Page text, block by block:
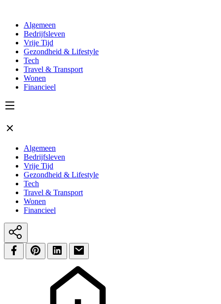
Algemeen
Bedrijfsleven
Vrije Tijd
Gezondheid & Lifestyle
Tech
Travel & Transport
Wonen
Financieel
Algemeen
Bedrijfsleven
Vrije Tijd
Gezondheid & Lifestyle
Tech
Travel & Transport
Wonen
Financieel